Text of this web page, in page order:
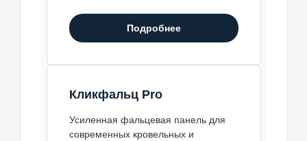
Подробнее
Кликфальц Pro
Усиленная фальцевая панель для
современных кровельных и